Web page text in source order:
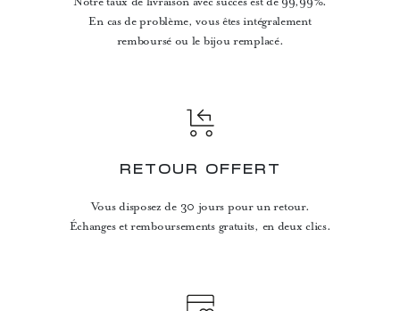
En cas de problème, vous êtes intégralement
remboursé ou le bijou remplacé.
RETOUR OFFERT
Vous disposez de 30 jours pour un retour.
Échanges et remboursements gratuits, en deux clics.